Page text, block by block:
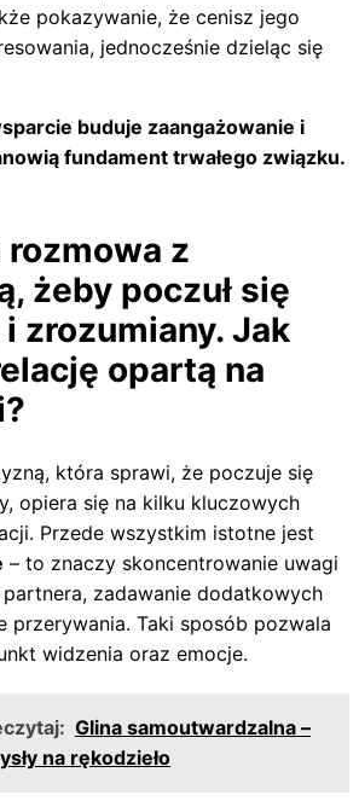
pokazywanie, że cenisz jego
jednocześnie dzieląc się
buduje zaangażowanie i
fundament trwałego związku.
z
żeby poczuł się
zrozumiany. Jak
opartą na
która sprawi, że poczuje się
opiera się na kilku kluczowych
Przede wszystkim istotne jest
– to znaczy skoncentrowanie uwagi
zadawanie dodatkowych
przerywania. Taki sposób pozwala
widzenia oraz emocje.
Glina samoutwardzalna –
na rękodzieło